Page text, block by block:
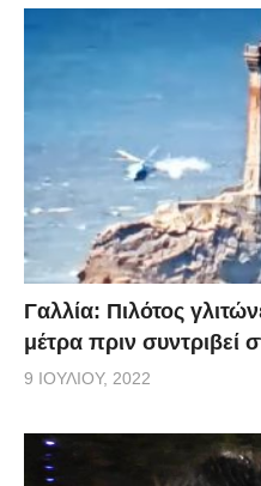
Γαλλία: Πιλότος
μέτρα πριν συντριβεί
9 ΙΟΥΛΊΟΥ, 2022